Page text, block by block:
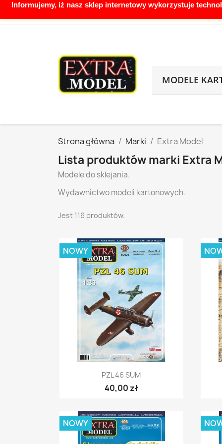
Zadzwoń do nas: 888155316
MODELE
Strona główna Marki Extra Model
Lista produktów marki Extra
Modele do sklejania.
Wydawnictwo modeli kartonowych.
Jest 116 produktów.
Szybki podgląd
PZL 46 SUM
40,00 zł
NOWY
NOWY
Informujemy, iż nasz sklep internetowy wykorzystuje